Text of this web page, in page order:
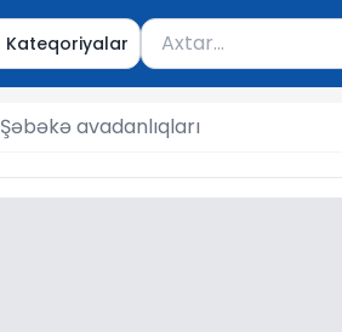
Kateqoriyalar Məhsul axtar
Axtarış üçün ən azı
Şəbəkə avadanlıqları